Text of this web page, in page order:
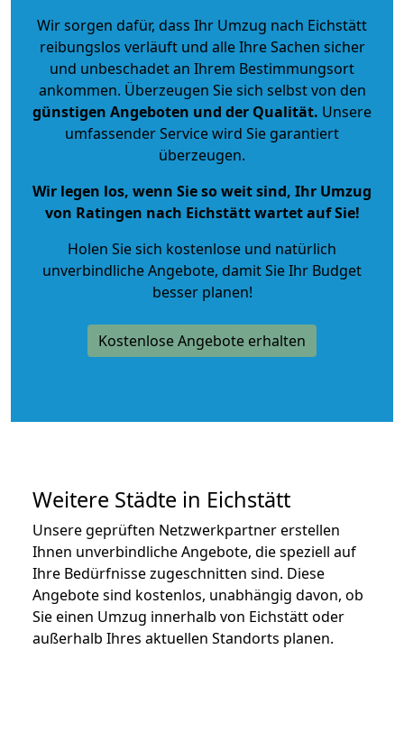
Wir sorgen dafür, dass Ihr Umzug nach Eichstätt
reibungslos verläuft und alle Ihre Sachen sicher
und unbeschadet an Ihrem Bestimmungsort
ankommen. Überzeugen Sie sich selbst von den
günstigen Angeboten und der Qualität. Unsere
umfassender Service wird Sie garantiert
überzeugen.
Wir legen los, wenn Sie so weit sind, Ihr Umzug
von Ratingen nach Eichstätt wartet auf Sie!
Holen Sie sich kostenlose und natürlich
unverbindliche Angebote, damit Sie Ihr Budget
besser planen!
Kostenlose Angebote erhalten
Weitere Städte in Eichstätt
Unsere geprüften Netzwerkpartner erstellen
Ihnen unverbindliche Angebote, die speziell auf
Ihre Bedürfnisse zugeschnitten sind. Diese
Angebote sind kostenlos, unabhängig davon, ob
Sie einen Umzug innerhalb von Eichstätt oder
außerhalb Ihres aktuellen Standorts planen.